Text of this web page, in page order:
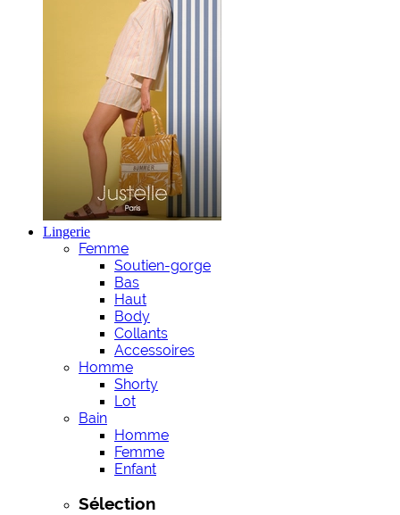
Lingerie
Femme
Soutien-gorge
Bas
Haut
Body
Collants
Accessoires
Homme
Shorty
Lot
Bain
Homme
Femme
Enfant
Sélection